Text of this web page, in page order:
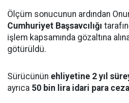
Ölçüm sonucunun ardından
Cumhuriyet Başsavcılığı
işlem kapsamında gözaltına
götürüldü.
Sürücünün ehliyetine 2 yıl
ayrıca 50 bin lira idari para